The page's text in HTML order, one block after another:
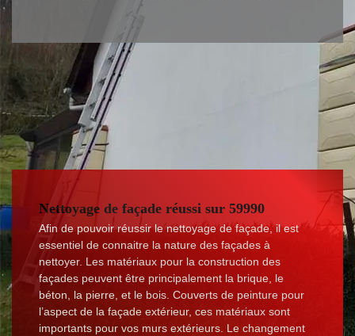
Nettoyage de façade réussi sur 59990
Afin de pouvoir réussir le nettoyage de façade, il est
essentiel de connaitre la nature des façades à
nettoyer. Les matériaux pour la construction des
façades peuvent être principalement la brique, le
béton, la pierre, et le bois. Couverts de peinture pour
l’aspect de la façade extérieur, ces matériaux sont
importants pour vos murs extérieurs. Le changement